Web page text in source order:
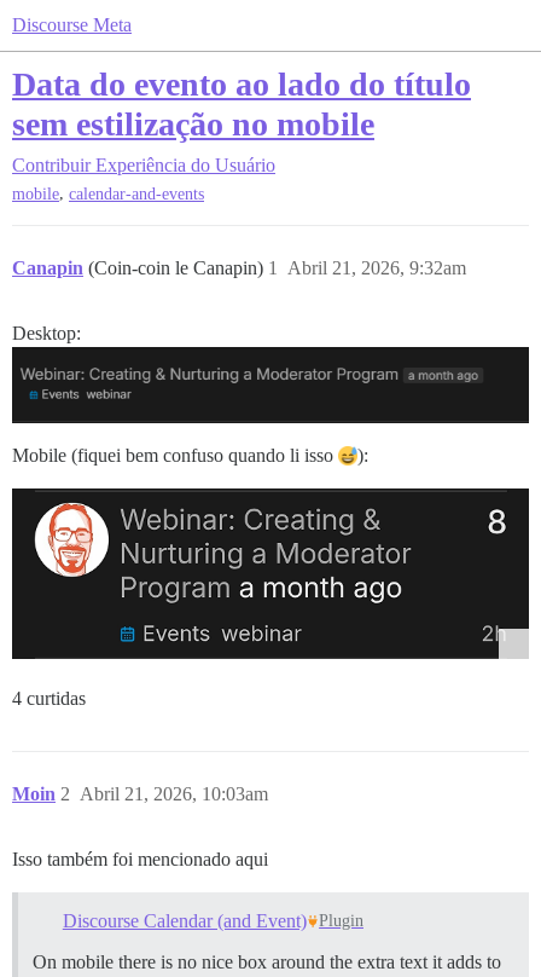
Discourse Meta
Data do evento ao lado do título
sem estilização no mobile
Contribuir Experiência do Usuário
mobile, calendar-and-events
Canapin (Coin-coin le Canapin) Abril 21, 2026, 9:32am
1
Desktop:
Mobile (fiquei bem confuso quando li isso ):
4 curtidas
Moin Abril 21, 2026, 10:03am
2
Isso também foi mencionado aqui
Discourse Calendar (and Event) Plugin
On mobile there is no nice box around the extra text it adds to